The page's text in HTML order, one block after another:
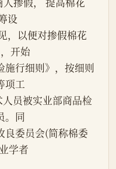
设
，以便对掺假棉花
开始
施行细则》，按细则
项工
员被实业部商品检
。同
良委员会(简称棉委
学者